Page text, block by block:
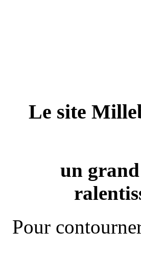
Le site
un
Pour